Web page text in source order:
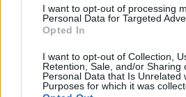
I want to opt-out of processing
Personal Data for Targeted
Opted In
I want to opt-out of Collection,
Retention, Sale, and/or Sharing
Personal Data that Is Unrelated
Purposes for which it was
τη σημαία του ΣΥΡΙΖΑ και θα
τιμήσω αυτήν την εντολή"